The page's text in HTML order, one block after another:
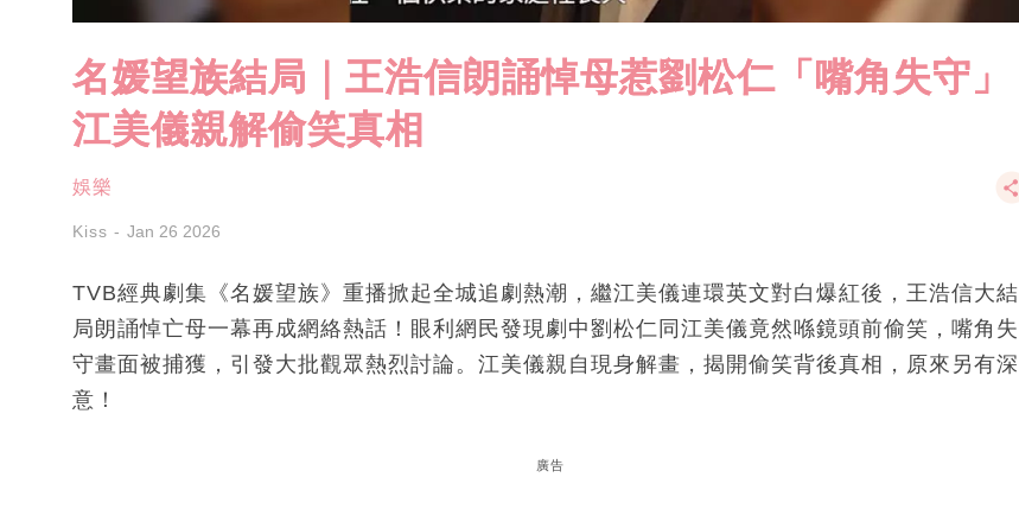
名媛望族結局｜王浩信朗誦悼母惹劉松仁「嘴角失守」
江美儀親解偷笑真相
娛樂
Kiss Jan 26 2026
TVB經典劇集《名媛望族》重播掀起全城追劇熱潮，繼江美儀連環英文對白爆紅後，王浩信大結
局朗誦悼亡母一幕再成網絡熱話！眼利網民發現劇中劉松仁同江美儀竟然喺鏡頭前偷笑，嘴角失
守畫面被捕獲，引發大批觀眾熱烈討論。江美儀親自現身解畫，揭開偷笑背後真相，原來另有深
意！
廣告